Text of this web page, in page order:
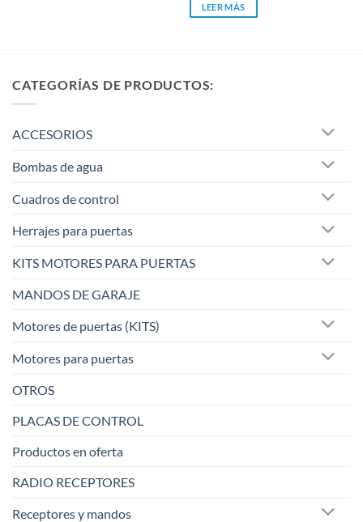
5
LEER MÁS
CATEGORÍAS DE PRODUCTOS:
ACCESORIOS
Bombas de agua
Cuadros de control
Herrajes para puertas
KITS MOTORES PARA PUERTAS
MANDOS DE GARAJE
Motores de puertas (KITS)
Motores para puertas
OTROS
PLACAS DE CONTROL
Productos en oferta
RADIO RECEPTORES
Receptores y mandos